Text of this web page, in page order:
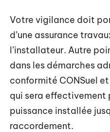
Votre vigilance doit
d’une assurance
l’installateur. Autre
dans les démarches
conformité CONSuel
qui sera effectivement
puissance installée
raccordement.